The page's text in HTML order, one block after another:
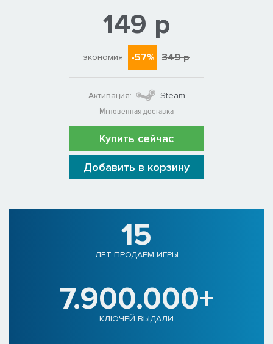
149 р
экономия -57% 349 р
Активация:
Steam
Мгновенная доставка
Купить сейчас
Добавить в корзину
15
ЛЕТ ПРОДАЕМ ИГРЫ
7.900.000+
КЛЮЧЕЙ ВЫДАЛИ